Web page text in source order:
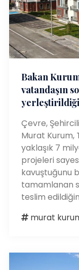
Bakan
vatandaşın
Çevre,
Murat Kurum,
yaklaşık 7
projeleri
kavuştuğunu
tamamlanan
teslim
murat